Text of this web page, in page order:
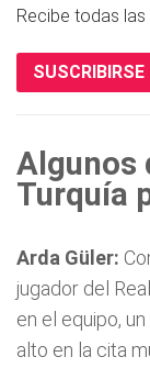
Recibe todas las
SUSCRIBIRSE
Algunos
Turquía
Arda Güler:
jugador del
en el equipo,
alto en la cita